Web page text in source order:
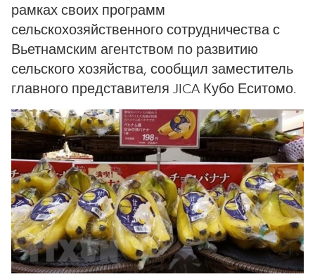
рамках своих программ
сельскохозяйственного сотрудничества с
Вьетнамским агентством по развитию
сельского хозяйства, сообщил заместитель
главного представителя JICA Кубо Еситомо.